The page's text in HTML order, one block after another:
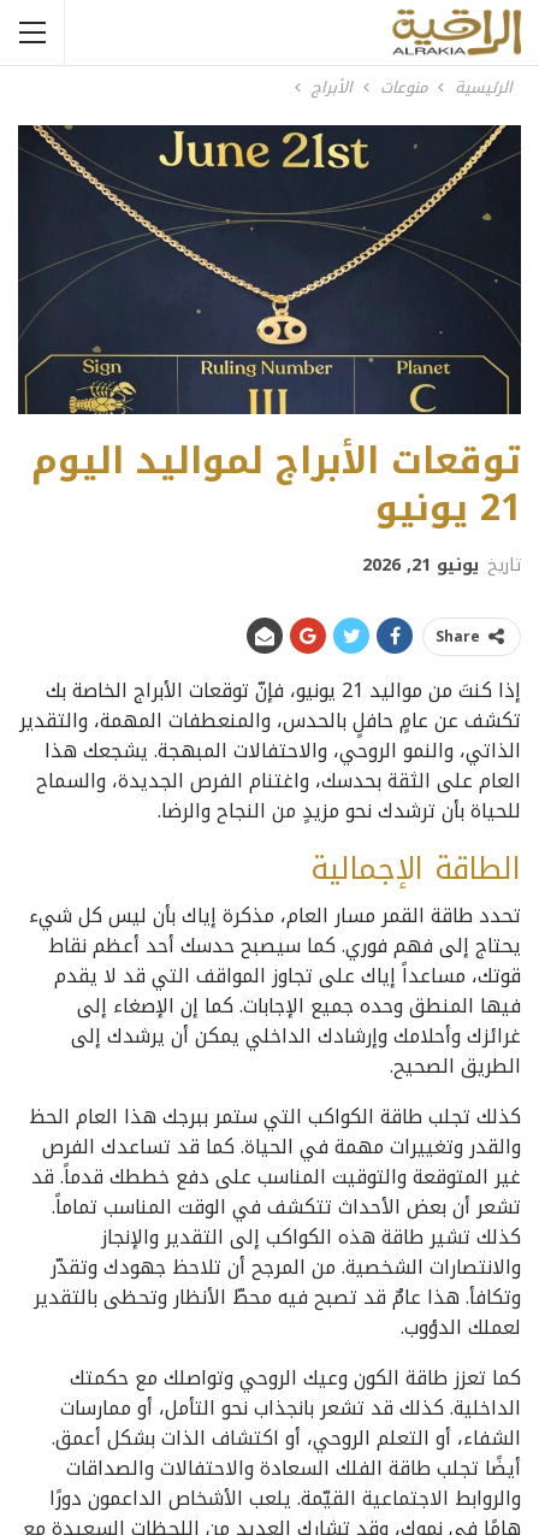
الرئيسية منوعات الأبراج
توقعات الأبراج لمواليد اليوم
21 يونيو
تاريخ يونيو 21, 2026
Share
إذا كنتَ من مواليد 21 يونيو، فإنّ توقعات الأبراج الخاصة بك
تكشف عن عامٍ حافلٍ بالحدس، والمنعطفات المهمة، والتقدير
الذاتي، والنمو الروحي، والاحتفالات المبهجة. يشجعك هذا
العام على الثقة بحدسك، واغتنام الفرص الجديدة، والسماح
للحياة بأن ترشدك نحو مزيدٍ من النجاح والرضا.
الطاقة الإجمالية
تحدد طاقة القمر مسار العام، مذكرة إياك بأن ليس كل شيء
يحتاج إلى فهم فوري. كما سيصبح حدسك أحد أعظم نقاط
قوتك، مساعداً إياك على تجاوز المواقف التي قد لا يقدم
فيها المنطق وحده جميع الإجابات. كما إن الإصغاء إلى
غرائزك وأحلامك وإرشادك الداخلي يمكن أن يرشدك إلى
الطريق الصحيح.
كذلك تجلب طاقة الكواكب التي ستمر ببرجك هذا العام الحظ
والقدر وتغييرات مهمة في الحياة. كما قد تساعدك الفرص
غير المتوقعة والتوقيت المناسب على دفع خططك قدماً. قد
تشعر أن بعض الأحداث تتكشف في الوقت المناسب تماماً.
كذلك تشير طاقة هذه الكواكب إلى التقدير والإنجاز
والانتصارات الشخصية. من المرجح أن تلاحظ جهودك وتقدّر
وتكافأ. هذا عامٌ قد تصبح فيه محطّ الأنظار وتحظى بالتقدير
لعملك الدؤوب.
كما تعزز طاقة الكون وعيك الروحي وتواصلك مع حكمتك
الداخلية. كذلك قد تشعر بانجذاب نحو التأمل، أو ممارسات
الشفاء، أو التعلم الروحي، أو اكتشاف الذات بشكل أعمق.
أيضًا تجلب طاقة الفلك السعادة والاحتفالات والصداقات
والروابط الاجتماعية القيّمة. يلعب الأشخاص الداعمون دورًا